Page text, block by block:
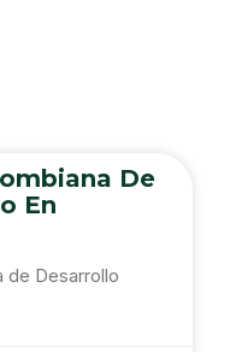
De
En
de Desarrollo